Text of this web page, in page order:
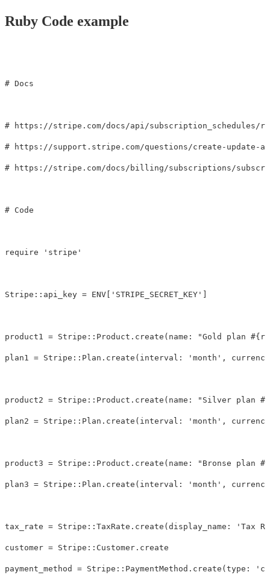
Ruby Code example
# Docs
# https://stripe.com/docs/api/subscription_schedules/
# https://support.stripe.com/questions/create-update-
# https://stripe.com/docs/billing/subscriptions/
# Code
require 'stripe'
Stripe :: api_key = ENV 'STRIPE_SECRET_KEY'
product1 = Stripe :: Product . create ( name: "Gold plan #{
plan1 = Stripe :: Plan . create ( interval: 'month' ,
product2 = Stripe :: Product . create ( name: "Silver plan #{
plan2 = Stripe :: Plan . create ( interval: 'month' ,
product3 = Stripe :: Product . create ( name: "Bronse plan #{
plan3 = Stripe :: Plan . create ( interval: 'month' ,
tax_rate = Stripe :: TaxRate . create ( display_name: 'Tax
customer = Stripe :: Customer . create
payment_method = Stripe :: PaymentMethod . create ( type: